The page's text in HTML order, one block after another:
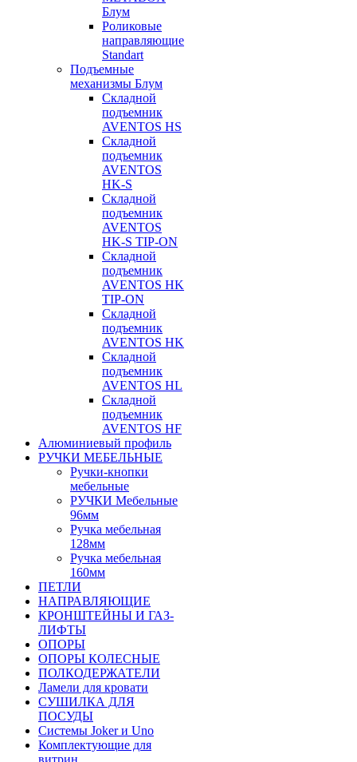
Блум
Роликовые
направляющие
Standart
Подъемные
механизмы Блум
Складной
подъемник
AVENTOS HS
Складной
подъемник
AVENTOS
HK-S
Складной
подъемник
AVENTOS
HK-S TIP-ON
Складной
подъемник
AVENTOS HK
TIP-ON
Складной
подъемник
AVENTOS HK
Складной
подъемник
AVENTOS HL
Складной
подъемник
AVENTOS HF
Алюминиевый профиль
РУЧКИ МЕБЕЛЬНЫЕ
Ручки-кнопки
мебельные
РУЧКИ Мебельные
96мм
Ручка мебельная
128мм
Ручка мебельная
160мм
ПЕТЛИ
НАПРАВЛЯЮЩИЕ
КРОНШТЕЙНЫ И ГАЗ-
ЛИФТЫ
ОПОРЫ
ОПОРЫ КОЛЕСНЫЕ
ПОЛКОДЕРЖАТЕЛИ
Ламели для кровати
СУШИЛКА ДЛЯ
ПОСУДЫ
Системы Joker и Uno
Комплектующие для
витрин